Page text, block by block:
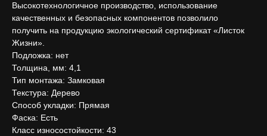
Высокотехнологичное производство, использование
качественных и безопасных компонентов позволило
получить на продукцию экологический сертификат «Листок
Жизни».
Подложка: нет
Толщина, мм: 4,1
Тип монтажа: Замковая
Текстура: Дерево
Способ укладки: Прямая
Фаска: Есть
Класс износостойкости: 43